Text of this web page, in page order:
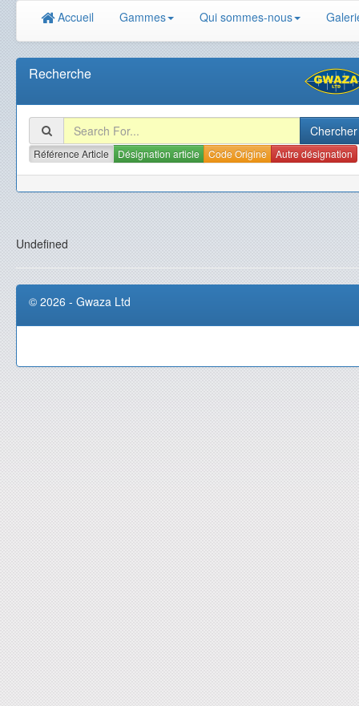
Accueil Gammes Qui sommes-nous
Recherche
Référence Article Désignation article Code Origine Autre désignation
Undefined
© 2026 - Gwaza Ltd